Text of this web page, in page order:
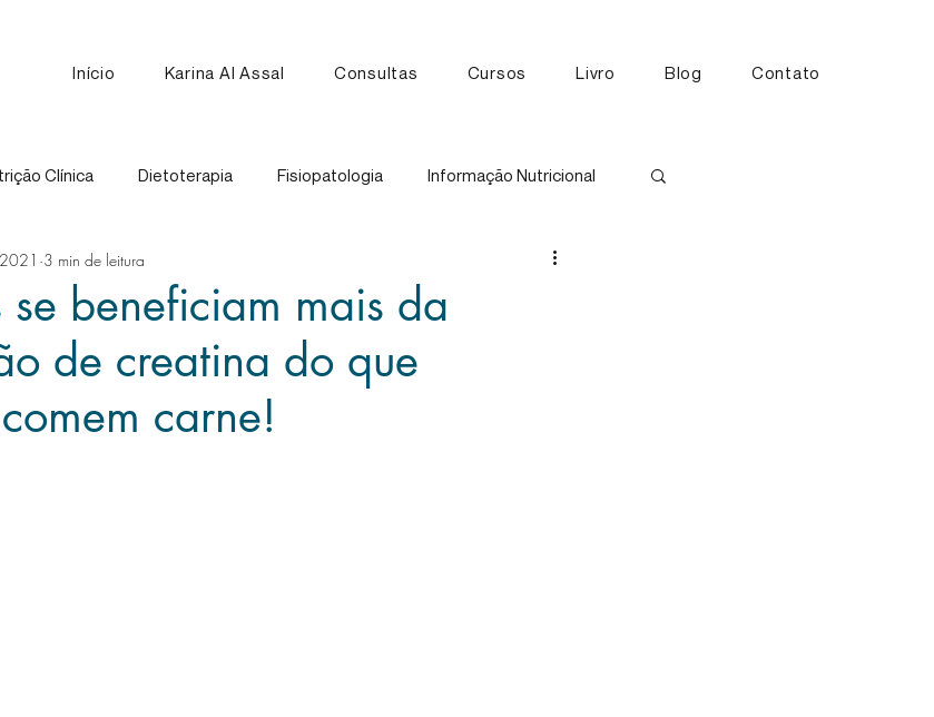
Início Karina Al Assal Consultas Cursos Livro Blog Contato
Clínica Dietoterapia Fisiopatologia Informação Nutricional
Esportiva
se beneficiam mais da
de creatina do que
carne!
3 min de leitura